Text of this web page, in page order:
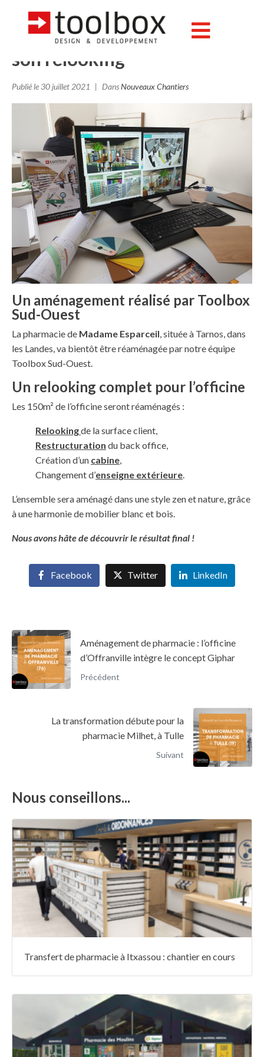
A Tarnos, dans les Landes, la
pharmacie du Square débute
son relooking
Publié le30 juillet 2021 DansNouveaux Chantiers
Un aménagement réalisé par Toolbox
Sud-Ouest
La pharmacie de Madame Esparceil, située à Tarnos, dans
les Landes, va bientôt être réaménagée par notre équipe
Toolbox Sud-Ouest.
Un relooking complet pour l’officine
Les 150m² de l’officine seront réaménagés :
Relookingde la surface client,
Restructuration du back office,
Création d’un cabine,
Changement d’enseigne extérieure.
L’ensemble sera aménagé dans une style zen et nature, grâce
à une harmonie de mobilier blanc et bois.
Nous avons hâte de découvrir le résultat final !
Facebook Twitter LinkedIn
Aménagement de pharmacie : l’officine
d’Offranville intègre le concept Giphar
Précédent
La transformation débute pour la
pharmacie Milhet, à Tulle
Suivant
Nous conseillons...
Transfert de pharmacie à Itxassou : chantier en cours